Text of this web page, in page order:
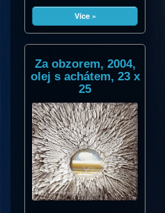
Více »
Za obzorem, 2004,
olej s achátem, 23 x
25